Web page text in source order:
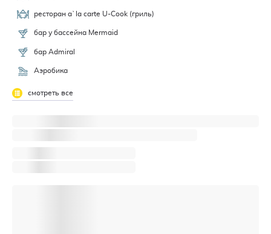
ресторан a`la carte U-Cook (гриль)
бар у бассейна Mermaid
бар Admiral
Аэробика
смотреть все